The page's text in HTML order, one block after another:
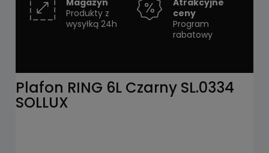
Produkty z
wysyłką 24h
ceny
Program
rabatowy
Plafon RING 6L Czarny SL.0334
SOLLUX